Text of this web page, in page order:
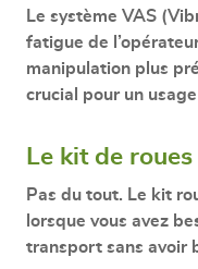
Le système VAS
fatigue de
manipulation plus
crucial pour un
Le kit de
Pas du tout. Le kit
lorsque vous avez
transport sans avoir